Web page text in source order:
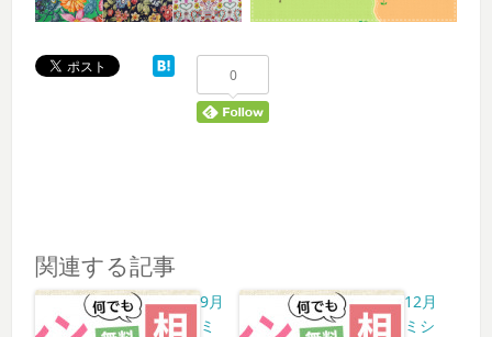
0
関連する記事
9月
ミ
12月
ミシ